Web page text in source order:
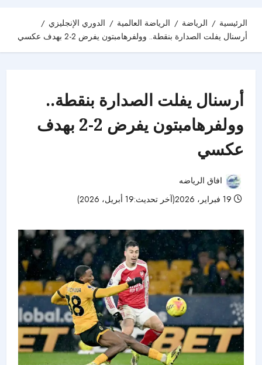
الرئيسية الرياضة الرياضة العالمية
الدوري الإنجليزي
أرسنال يفلت الصدارة بنقطة.. وولفرهامبتون يفرض 2-2 بهدف عكسي
أرسنال يفلت الصدارة بنقطة..
وولفرهامبتون يفرض 2-2 بهدف
عكسي
افاق الرياضه